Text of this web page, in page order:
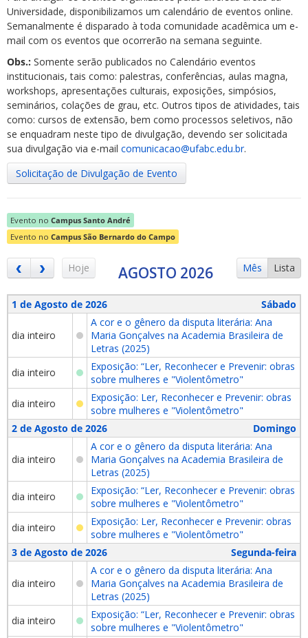
Universidade, disponibilizamos um calendário de eventos online.
Semanalmente é disparado à toda comunidade acadêmica um e-
mail com os eventos que ocorrerão na semana seguinte.
Obs.: Somente serão publicados no Calendário eventos
institucionais, tais como: palestras, conferências, aulas magna,
workshops, apresentações culturais, exposições, simpósios,
seminários, colações de grau, etc. Outros tipos de atividades, tais
como: cursos de extensão, bem como processos seletivos, não
se enquadram neste tipo de divulgação, devendo ser solicitada
sua divulgação via e-mail comunicacao@ufabc.edu.br.
Solicitação de Divulgação de Evento
Evento no Campus Santo André
Evento no Campus São Bernardo do Campo
Hoje Mês Lista
AGOSTO 2026
1 de Agosto de 2026 Sábado
dia inteiro
A cor e o gênero da disputa literária: Ana
Maria Gonçalves na Academia Brasileira de
Letras (2025)
dia inteiro
Exposição: “Ler, Reconhecer e Prevenir: obras
sobre mulheres e "Violentômetro"
dia inteiro
Exposição: Ler, Reconhecer e Prevenir: obras
sobre mulheres e "Violentômetro"
2 de Agosto de 2026
Domingo
dia inteiro
A cor e o gênero da disputa literária: Ana
Maria Gonçalves na Academia Brasileira de
Letras (2025)
dia inteiro
Exposição: “Ler, Reconhecer e Prevenir: obras
sobre mulheres e "Violentômetro"
dia inteiro
Exposição: Ler, Reconhecer e Prevenir: obras
sobre mulheres e "Violentômetro"
3 de Agosto de 2026
Segunda-feira
dia inteiro
A cor e o gênero da disputa literária: Ana
Maria Gonçalves na Academia Brasileira de
Letras (2025)
dia inteiro
Exposição: “Ler, Reconhecer e Prevenir: obras
sobre mulheres e "Violentômetro"